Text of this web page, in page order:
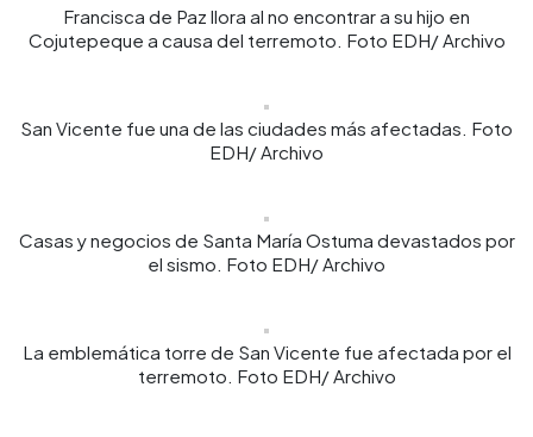
Francisca de Paz llora al no encontrar a su hijo en
Cojutepeque a causa del terremoto. Foto EDH/ Archivo
San Vicente fue una de las ciudades más afectadas. Foto
EDH/ Archivo
Casas y negocios de Santa María Ostuma devastados por
el sismo. Foto EDH/ Archivo
La emblemática torre de San Vicente fue afectada por el
terremoto. Foto EDH/ Archivo